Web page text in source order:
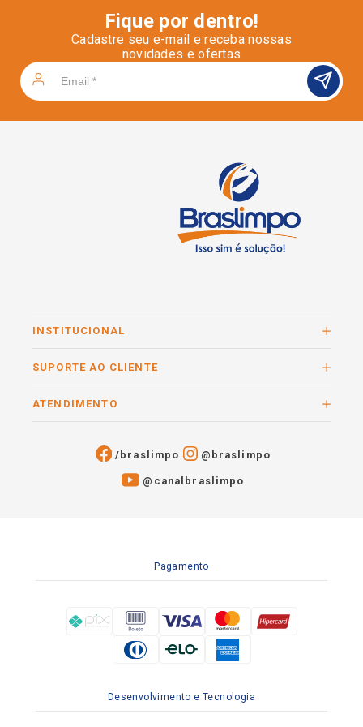
Fique por dentro!
Cadastre seu e-mail e receba nossas
novidades e ofertas
INSTITUCIONAL
SUPORTE AO CLIENTE
ATENDIMENTO
/braslimpo @braslimpo
@canalbraslimpo​
Pagamento
Desenvolvimento e Tecnologia